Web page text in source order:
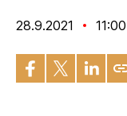
28.9.2021 11:00